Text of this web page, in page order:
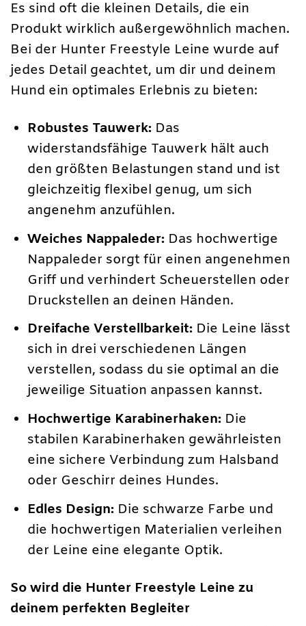
Es sind oft die kleinen Details, die ein
Produkt wirklich außergewöhnlich machen.
Bei der Hunter Freestyle Leine wurde auf
jedes Detail geachtet, um dir und deinem
Hund ein optimales Erlebnis zu bieten:
Robustes Tauwerk: Das
widerstandsfähige Tauwerk hält auch
den größten Belastungen stand und ist
gleichzeitig flexibel genug, um sich
angenehm anzufühlen.
Weiches Nappaleder: Das hochwertige
Nappaleder sorgt für einen angenehmen
Griff und verhindert Scheuerstellen oder
Druckstellen an deinen Händen.
Dreifache Verstellbarkeit: Die Leine lässt
sich in drei verschiedenen Längen
verstellen, sodass du sie optimal an die
jeweilige Situation anpassen kannst.
Hochwertige Karabinerhaken: Die
stabilen Karabinerhaken gewährleisten
eine sichere Verbindung zum Halsband
oder Geschirr deines Hundes.
Edles Design: Die schwarze Farbe und
die hochwertigen Materialien verleihen
der Leine eine elegante Optik.
So wird die Hunter Freestyle Leine zu
deinem perfekten Begleiter